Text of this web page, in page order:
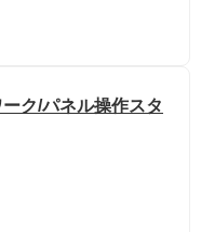
ク/パネル操作スタ